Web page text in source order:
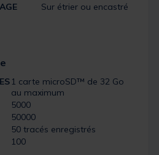
Sur étrier ou encastré
1 carte microSD™ de 32 Go
au maximum
5000
50000
50 tracés enregistrés
100